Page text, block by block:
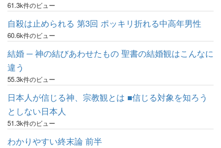
61.3k件のビュー
自殺は止められる 第3回 ポッキリ折れる中高年男性
60.6k件のビュー
結婚 ─ 神の結びあわせたもの 聖書の結婚観はこんなに
違う
55.3k件のビュー
日本人が信じる神、宗教観とは ■信じる対象を知ろう
としない日本人
51.3k件のビュー
わかりやすい終末論 前半